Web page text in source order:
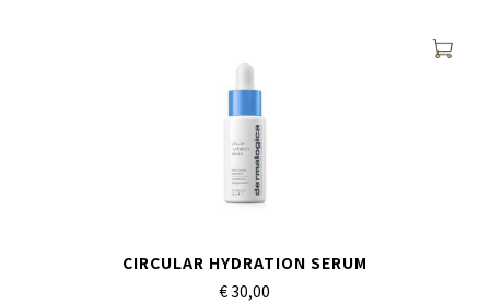
CIRCULAR HYDRATION SERUM
€ 30,00